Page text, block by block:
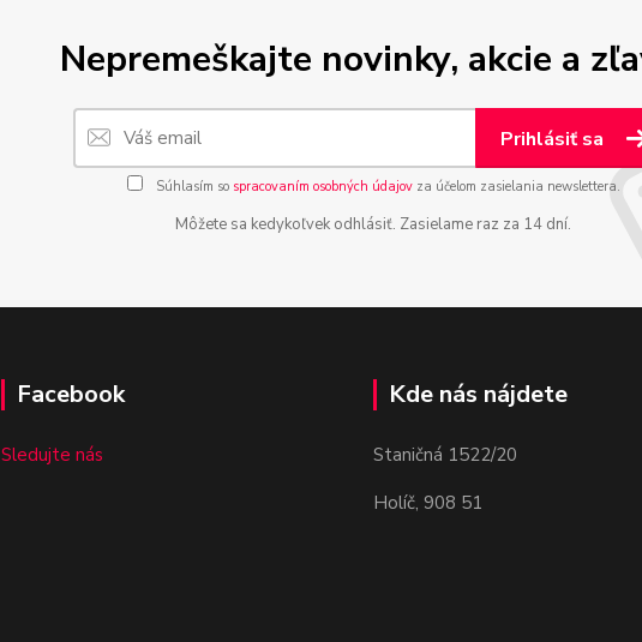
Nepremeškajte novinky, akcie a
Prihlásiť sa
Súhlasím so spracovaním osobných údajovza účelom zasielania newslettera.
Môžete sa kedykoľvek odhlásiť. Zasielame raz za 14 dní.
Facebook
Sledujte nás
Kde nás nájdete
Staničná 1522/20
Holíč, 908 51